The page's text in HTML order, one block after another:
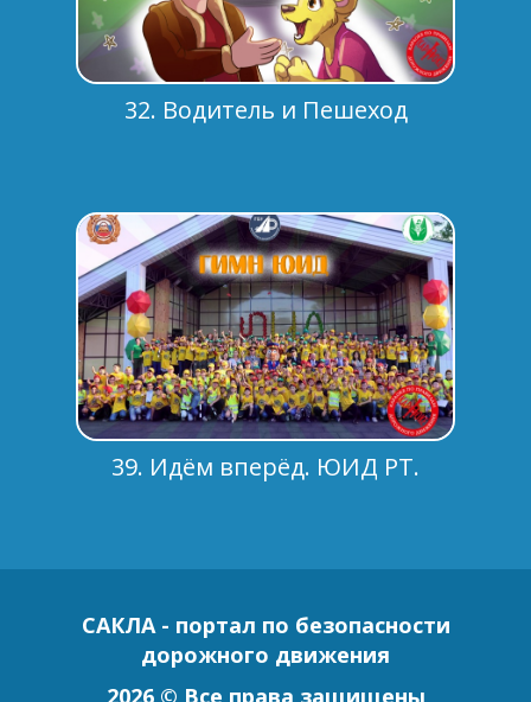
32. Водитель и Пешеход
39. Идём вперёд. ЮИД РТ.
САКЛА - портал по безопасности
дорожного движения